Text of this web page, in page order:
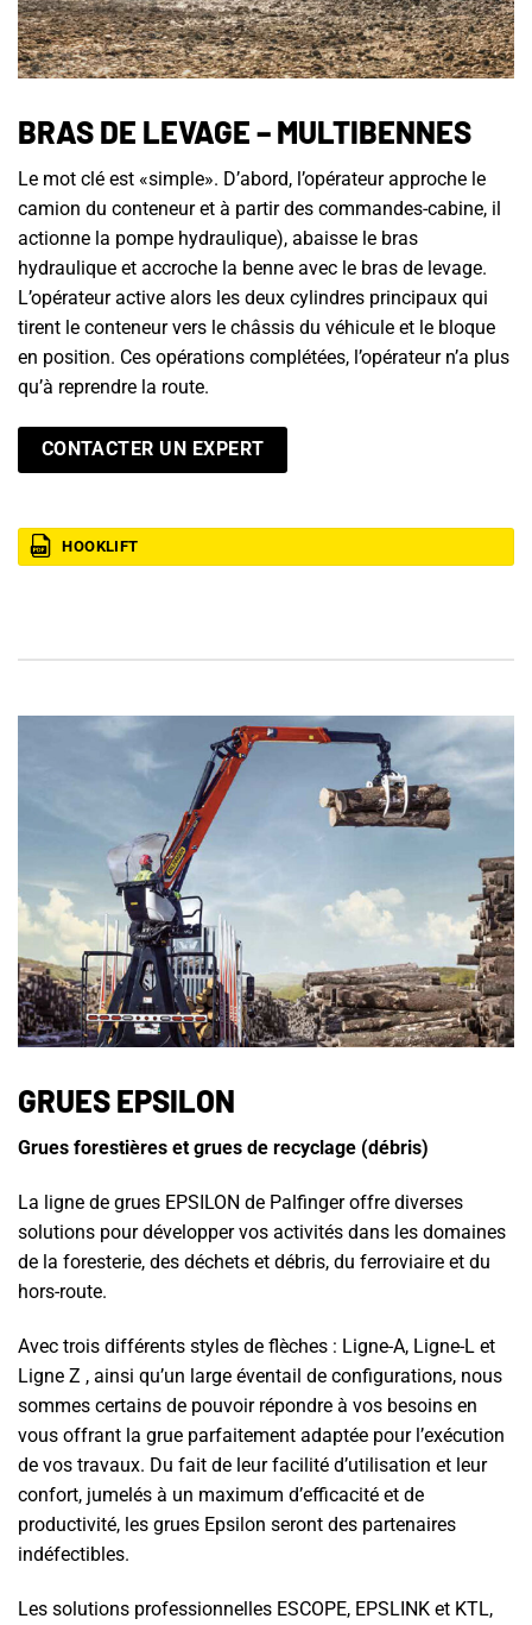
BRAS DE LEVAGE – MULTIBENNES
Le mot clé est «simple». D’abord, l’opérateur approche le
camion du conteneur et à partir des commandes-cabine, il
actionne la pompe hydraulique), abaisse le bras
hydraulique et accroche la benne avec le bras de levage.
L’opérateur active alors les deux cylindres principaux qui
tirent le conteneur vers le châssis du véhicule et le bloque
en position. Ces opérations complétées, l’opérateur n’a plus
qu’à reprendre la route.
CONTACTER UN EXPERT
HOOKLIFT
GRUES EPSILON
Grues forestières et grues de recyclage (débris)
La ligne de grues EPSILON de Palfinger offre diverses
solutions pour développer vos activités dans les domaines
de la foresterie, des déchets et débris, du ferroviaire et du
hors-route.
Avec trois différents styles de flèches : Ligne-A, Ligne-L et
Ligne Z , ainsi qu’un large éventail de configurations, nous
sommes certains de pouvoir répondre à vos besoins en
vous offrant la grue parfaitement adaptée pour l’exécution
de vos travaux. Du fait de leur facilité d’utilisation et leur
confort, jumelés à un maximum d’efficacité et de
productivité, les grues Epsilon seront des partenaires
indéfectibles.
Les solutions professionnelles ESCOPE, EPSLINK et KTL,